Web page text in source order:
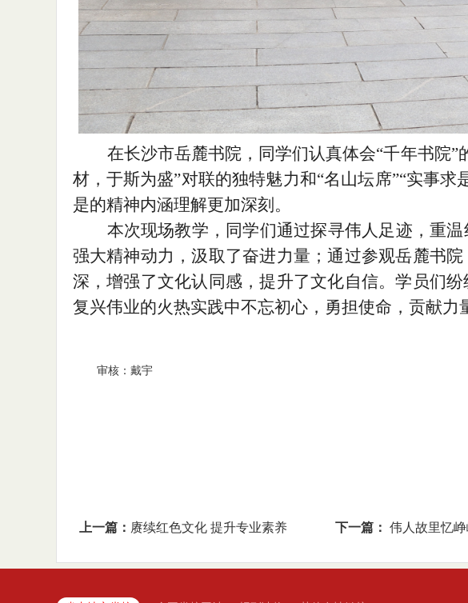
在长沙市岳麓书院，同学们认真体会“千年书院”
材，于斯为盛”对联的独特魅力和“名山坛席”“实事求
是的精神内涵理解更加深刻。
本次现场教学，同学们通过探寻伟人足迹，重温
强大精神动力，汲取了奋进力量；通过参观岳麓书
深，增强了文化认同感，提升了文化自信。学员们
复兴伟业的火热实践中不忘初心，勇担使命，贡献力
审核：戴宇
上一篇： 赓续红色文化 提升专业素养 下一篇： 伟人故里忆